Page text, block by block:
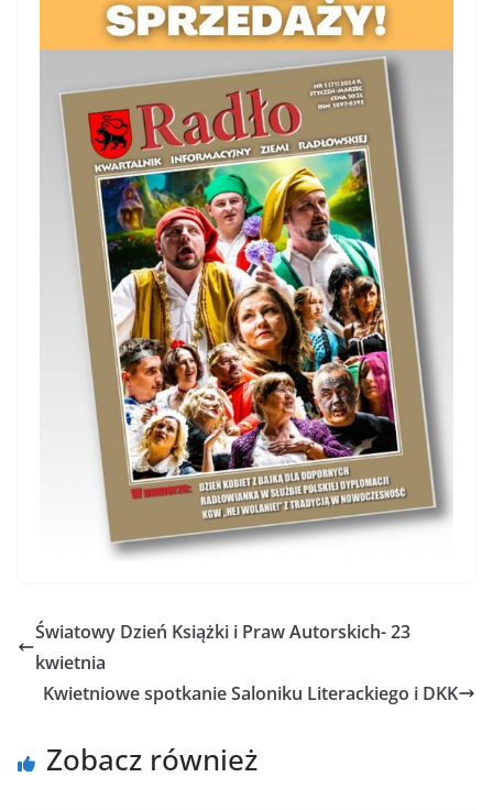
Światowy Dzień Książki i Praw Autorskich- 23
kwietnia
Kwietniowe spotkanie Saloniku Literackiego i DKK
Zobacz również